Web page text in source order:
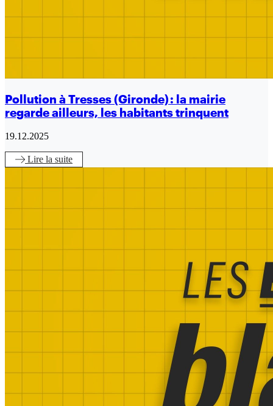
Pollution à Tresses (Gironde) : la mairie
regarde ailleurs, les habitants trinquent
19.12.2025
Lire la suite